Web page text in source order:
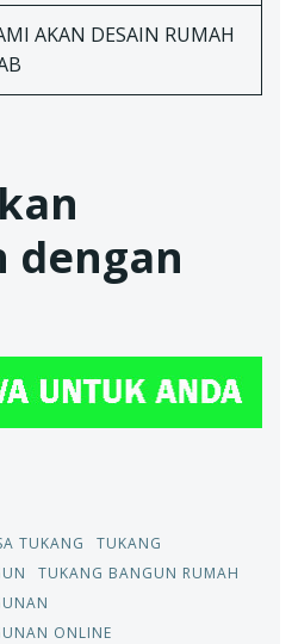
AKAN DESAIN RUMAH
dengan
TUKANG
TUKANG
TUKANG BANGUN RUMAH
ONLINE